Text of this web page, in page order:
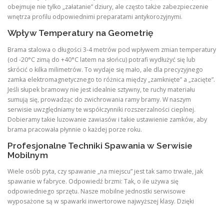
obejmuje nie tylko „załatanie” dziury, ale często także zabezpieczenie
wnętrza profilu odpowiednimi preparatami antykorozyjnymi.
Wpływ Temperatury na Geometrię
Brama stalowa o długości 3-4 metrów pod wpływem zmian temperatury
(od -20°C zimą do +40°C latem na słońcu) potrafi wydłużyć się lub
skrócić o kilka milimetrów. To wydaje się mało, ale dla precyzyjnego
zamka elektromagnetycznego to różnica między „zamknięte” a „zacięte”.
Jeśli słupek bramowy nie jest idealnie sztywny, te ruchy materiału
sumują się, prowadząc do zwichrowania ramy bramy. W naszym
serwisie uwzględniamy te współczynniki rozszerzalności cieplnej.
Dobieramy takie luzowanie zawiasów i takie ustawienie zamków, aby
brama pracowała płynnie o każdej porze roku.
Profesjonalne Techniki Spawania w Serwisie
Mobilnym
Wiele osób pyta, czy spawanie „na miejscu” jest tak samo trwałe, jak
spawanie w fabryce. Odpowiedź brzmi: Tak, o ile używa się
odpowiedniego sprzętu. Nasze mobilne jednostki serwisowe
wyposażone są w spawarki inwertorowe najwyższej klasy. Dzięki